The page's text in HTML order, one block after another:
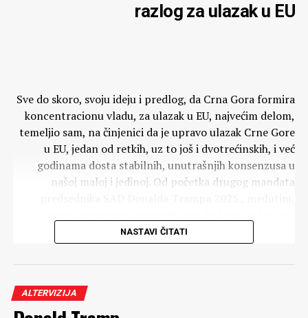
razlog za ulazak u EU
Sve do skoro, svoju ideju i predlog, da Crna Gora formira
koncentracionu vladu, za ulazak u EU, najvećim delom,
temeljio sam, na činjenici da je upravo ulazak Crne Gore
u EU, jedan od retkih, uz to još i dvotrećinskih, i već
godinama dosta stabilnih, unutrašnjih konsenzusa u
našoj maloj i jedinoj. Od početka drugog mandata
Reč je o ekstremnoj i vrtoglavoj destabilizaciji i
usledila. Što mene, u načelu, spoznajno i intelektualno,
nije iznenadilo, jer sam, kao učenik Imanuela Volerstina i
NASTAVI ČITATI
ALTERVIZIJA